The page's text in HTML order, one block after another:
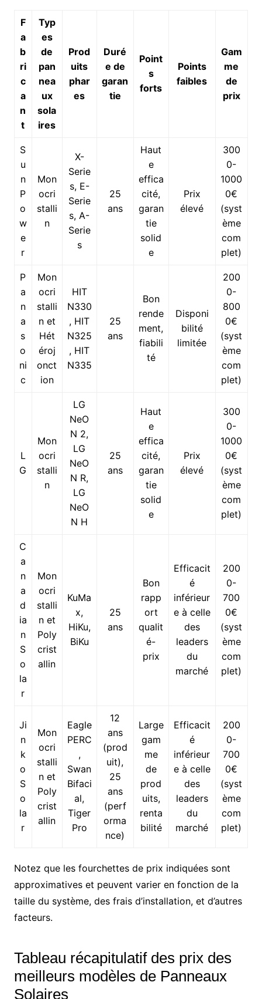
F
a
b
ri
c
a
n
t
Typ
es
de
pan
nea
ux
sola
ires
Prod
uits
phar
es
Duré
e de
garan
tie
Point
s
forts
Points
faibles
Gam
me
de
prix
S
u
n
P
o
w
e
r
Mon
ocri
stalli
n
X-
Serie
s, E-
Serie
s, A-
Serie
s
25
ans
Haut
e
effica
cité,
garan
tie
solid
e
Prix
élevé
300
0-
1000
0€
(syst
ème
com
plet)
P
a
n
a
s
o
ni
c
Mon
ocri
stalli
n et
Hét
éroj
onct
ion
HIT
N330
, HIT
N325
, HIT
N335
25
ans
Bon
rende
ment,
fiabili
té
Disponi
bilité
limitée
200
0-
800
0€
(syst
ème
com
plet)
L
G
Mon
ocri
stalli
n
LG
NeO
N 2,
LG
NeO
N R,
LG
NeO
N H
25
ans
Haut
e
effica
cité,
garan
tie
solid
e
Prix
élevé
300
0-
1000
0€
(syst
ème
com
plet)
C
a
n
a
d
ia
n
S
o
la
r
Mon
ocri
stalli
n et
Poly
crist
allin
KuMa
x,
HiKu,
BiKu
25
ans
Bon
rapp
ort
qualit
é-
prix
Efficacit
é
inférieur
e à celle
des
leaders
du
marché
200
0-
700
0€
(syst
ème
com
plet)
Ji
n
k
o
S
o
la
r
Mon
ocri
stalli
n et
Poly
crist
allin
Eagle
PERC
,
Swan
Bifaci
al,
Tiger
Pro
12
ans
(prod
uit),
25
ans
(perf
orma
nce)
Large
gam
me
de
prod
uits,
renta
bilité
Efficacit
é
inférieur
e à celle
des
leaders
du
marché
200
0-
700
0€
(syst
ème
com
plet)
Notez que les fourchettes de prix indiquées sont
approximatives et peuvent varier en fonction de la
taille du système, des frais d’installation, et d’autres
facteurs.
Tableau récapitulatif des prix des
meilleurs modèles de Panneaux
Solaires